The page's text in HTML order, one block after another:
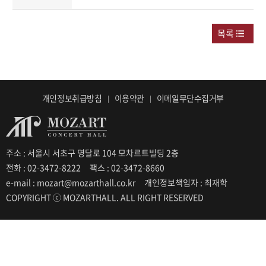
목록
개인정보취급방침 이용약관 이메일무단수집거부
주소 : 서울시 서초구 명달로 104 모차르트빌딩 2층
전화 : 02-3472-8222
팩스 : 02-3472-8660
e-mail : mozart@mozarthall.co.kr
개인정보책임자 : 최재학
COPYRIGHT ⓒ MOZARTHALL. ALL RIGHT RESERVED